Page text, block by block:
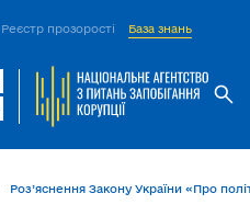
Реєстр прозорості База знань
Роз’яснення Закону України «Про